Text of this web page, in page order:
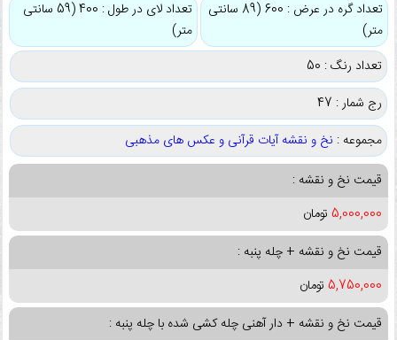
تعداد گره در عرض : 600 (89 سانتی
متر)
تعداد لای در طول : 400 (59 سانتی
متر)
تعداد رنگ : 50
رج شمار : 47
مجموعه : نخ و نقشه آیات قرآنی و عکس های مذهبی
قیمت نخ و نقشه :
5,000,000 تومان
قیمت نخ و نقشه + چله پنبه :
5,750,000 تومان
قیمت نخ و نقشه + دار آهنی چله کشی شده با چله پنبه :